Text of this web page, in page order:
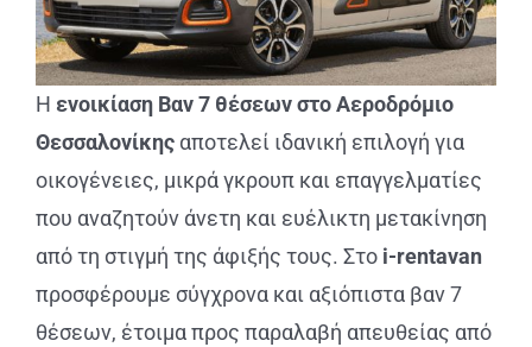
Η ενοικίαση Βαν 7 θέσεων στο Αεροδρόμιο
Θεσσαλονίκηςαποτελεί ιδανική επιλογή για
οικογένειες, μικρά γκρουπ και επαγγελματίες
που αναζητούν άνετη και ευέλικτη μετακίνηση
από τη στιγμή της άφιξής τους. Στο i-rentavan
προσφέρουμε σύγχρονα και αξιόπιστα βαν 7
θέσεων, έτοιμα προς παραλαβή απευθείας από